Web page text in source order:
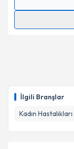
İlgili Branşlar
Kadın
Randevu
takvim